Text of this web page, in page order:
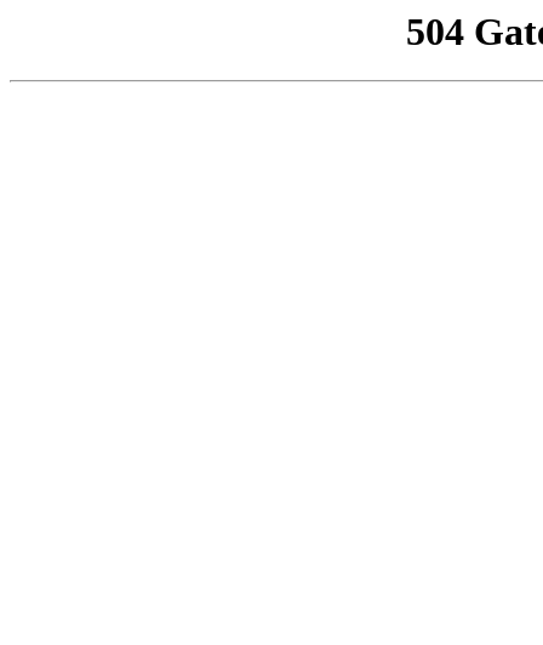
504